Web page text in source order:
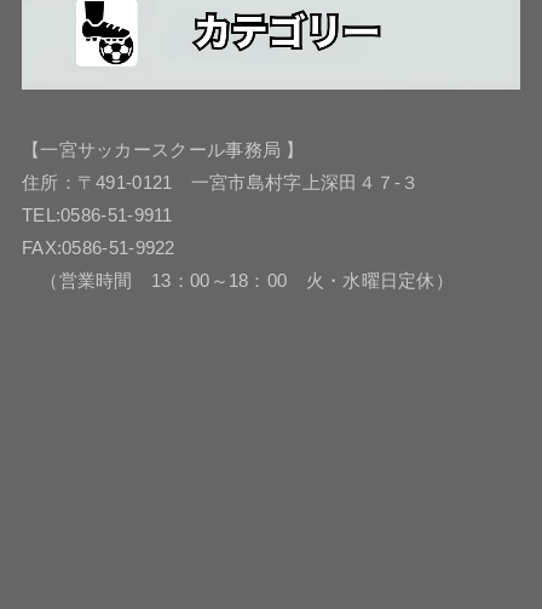
【一宮サッカースクール事務局 】
住所：〒491-0121 一宮市島村字上深田４７-３
TEL:0586-51-9911
FAX:0586-51-9922
（営業時間 13：00～18：00 火・水曜日定休）